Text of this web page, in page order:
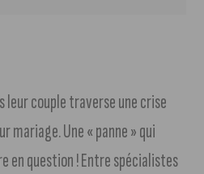
leur couple traverse une crise
mariage. Une « panne » qui
question ! Entre spécialistes